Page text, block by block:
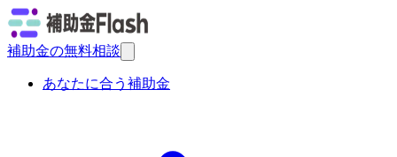
補助金の無料相談
あなたに合う補助金